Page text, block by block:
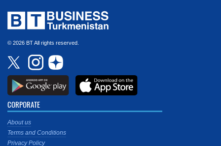
© 2026 BT All rights reserved.
CORPORATE
About us
Terms and Conditions
Privacy Policy